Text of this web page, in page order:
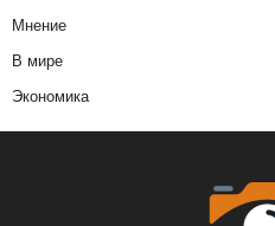
Мнение
В мире
Экономика